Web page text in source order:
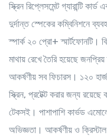
স্ক্রিন রিপ্লেসমেন্ট গ্যারান্টি
দুর্দান্ত স্পেকের কম্বিনিশনে
স্পার্ক ২০ প্রো+ স্মার্টফোনটি।
মাথায় রেখে তৈরি হয়েছে
আকর্ষণীয় সব ফিচারস। ১২০
স্ক্রিন, প্রটেক্ট করার জন্য
টেকসই। পাশাপাশি কার্ভড
অভিজ্ঞতা। আকর্ষণীয় ও